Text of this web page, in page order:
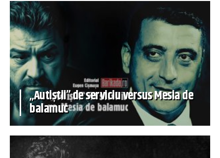
„Autiștii” de serviciu versus Mesia de
balamuc